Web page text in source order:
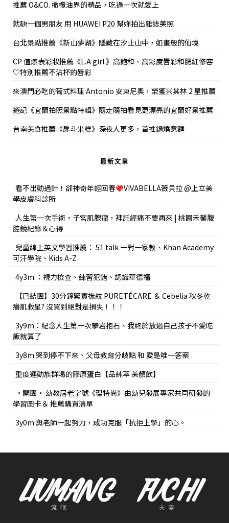
推薦 O&CO. 橄欖油界的精品，吃過一次就愛上
就缺一個男朋友 用 HUAWEI P20 幫妳拍出雜誌美照
台北景點推薦《新山夢湖》隱藏在汐止山中，如畫般的仙境
CP 值爆表彩妝推薦《L.A girl.》高飽和、高彩度唇彩和腮紅修容
♡特別推薦不沾杯的唇彩
來澳門必吃的葡式料理 Antonio 安東尼奧，榮獲米其林 2 星推薦
遊記《宜蘭拍照景點特輯》隨走隨拍看見更漂亮的宜蘭好景推薦
台南美食推薦《戽斗米糕》深夜人更多，首推鍋燒意麵
最新文章
看不出動過針！卻神奇年輕回春
VIVABELLA薇貝拉 @上立美
學皮膚科診所
人生第一次手術，子宮肌腺瘤，拜託經痛不要再來 | 桃園禾馨腹
腔鏡紀錄＆心得
兒童線上英文學習推薦： 51 talk 一對一家教、Khan Academy
可汗學院、Kids A-Z
4y3m ：視力檢查、練習犯錯、認識華德福
【已結團】30分鐘緊實撫紋 PURETÉCARE ＆ Cebelia 秋冬乾
癢肌救星? 沒買到絕對是損失！！！
3y9m：紀念人生第一次攀岩抱石、我終於放過自己孩子不愛吃
飯就算了
3y8m 哭到停不下來、父母教育分歧點 和 愛是唯一答案
重度運動族群喝的膠原蛋白【品純萃 美顏飲】
•開團• 幼教屆老字號《理特尚》由幼兒發展專家共同研發的
學習圖卡＆ 推薦購買清單
3y0m 與老師一起努力，成功克服「抗拒上學」的心。